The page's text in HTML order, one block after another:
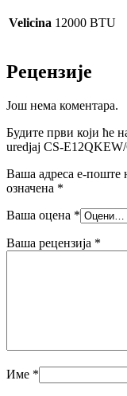
Velicina 12000 BTU
Рецензије
Још нема коментара.
Будите први који ће
uredjaj CS-
Ваша адреса е-поште
означена *
Ваша оцена *
Ваша рецензија *
Име *